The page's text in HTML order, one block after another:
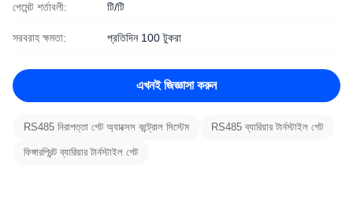
পেমেন্ট শর্তাবলী: টি/টি
সরবরাহ ক্ষমতা: প্রতিদিন 100 টুকরা
এখনই জিজ্ঞাসা করুন
RS485 নিরাপত্তা গেট অ্যাক্সেস কন্ট্রোল সিস্টেম RS485 ব্যারিয়ার টার্নস্টাইল গেট
ফিঙ্গারপ্রিন্ট ব্যারিয়ার টার্নস্টাইল গেট